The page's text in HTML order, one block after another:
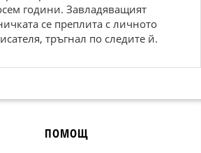
години. Завладяващият
се преплита с личното
тръгнал по следите й.
ПОМОЩ